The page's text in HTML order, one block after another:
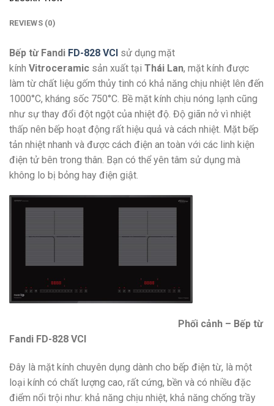
REVIEWS (0)
Bếp từ Fandi FD-828 VCI sử dụng mặt
kính Vitroceramic sản xuất tại Thái Lan, mặt kính được
làm từ chất liệu gốm thủy tinh có khả năng chịu nhiệt lên đến
1000°C, kháng sốc 750°C. Bề mặt kính chịu nóng lạnh cũng
như sự thay đổi đột ngột của nhiệt độ. Độ giãn nở vì nhiệt
thấp nên bếp hoạt động rất hiệu quả và cách nhiệt. Mặt bếp
tản nhiệt nhanh và được cách điện an toàn với các linh kiện
điện tử bên trong thân. Bạn có thể yên tâm sử dụng mà
không lo bị bỏng hay điện giật.
Phối cảnh – Bếp từ
Fandi FD-828 VCI
Đây là mặt kính chuyên dụng dành cho bếp điện từ, là một
loại kính có chất lượng cao, rất cứng, bền và có nhiều đặc
điểm nổi trội như: khả năng chịu nhiệt, khả năng chống trầy